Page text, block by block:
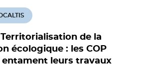
Territorialisation de la
écologique : les COP
entament leurs travaux